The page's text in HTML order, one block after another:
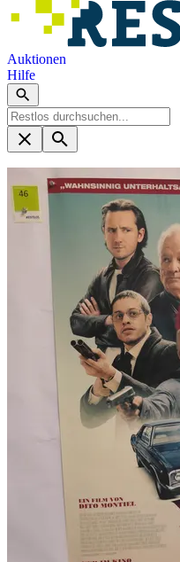
Auktionen
Hilfe